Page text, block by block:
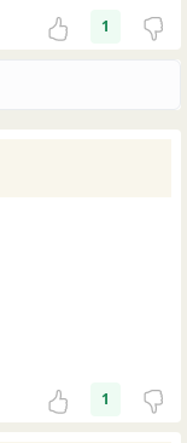
1
1